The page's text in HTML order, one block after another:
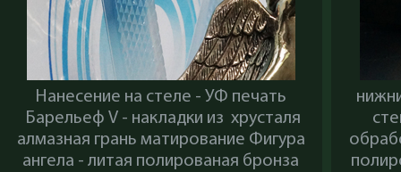
Нанесение на стеле - УФ печать
Барельеф V - накладки из хрусталя
алмазная грань матирование Фигура
ангела - литая полированая бронза